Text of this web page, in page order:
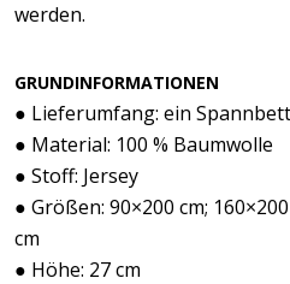
werden.
GRUNDINFORMATIONEN
● Lieferumfang: ein
● Material: 100 % Baumwolle
● Stoff: Jersey
● Größen: 90×200 cm;
cm
● Höhe: 27 cm